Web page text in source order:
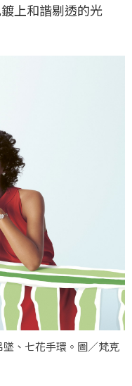
上和諧剔透的光
、七花手環。圖／梵克